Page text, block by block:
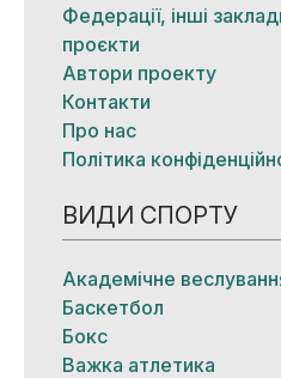
Федерації, інші
проєкти
Автори проекту
Контакти
Про нас
Політика
ВИДИ СПОРТУ
Академічне
Баскетбол
Бокс
Важка атлетика